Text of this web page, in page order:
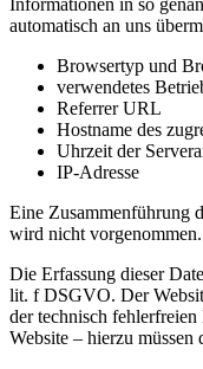
Informationen in so
automatisch an uns
Browsertyp und
verwendetes
Referrer URL
Hostname des
Uhrzeit der
IP-Adresse
Eine Zusammenführung
wird nicht vorgenommen.
Die Erfassung dieser
lit. f DSGVO. Der
der technisch
Website – hierzu